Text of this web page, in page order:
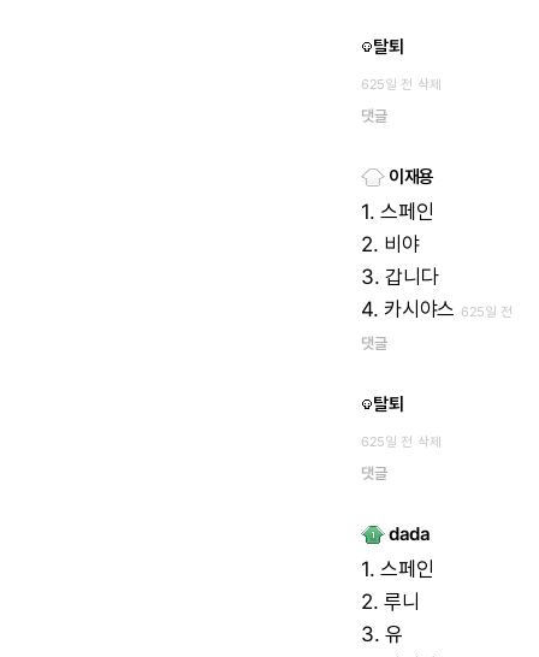
탈퇴
625일 전 삭제
댓글
이재용
1. 스페인
2. 비야
3.갑니다
4. 카시야스 625일 전
댓글
탈퇴
625일 전 삭제
댓글
dada
1. 스페인
2.루니
3.유